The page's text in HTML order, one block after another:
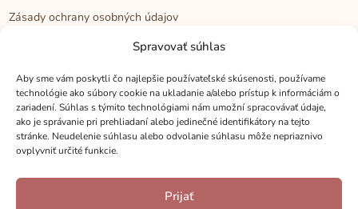
Spravovať súhlas
Aby sme vám poskytli čo najlepšie používateľské skúsenosti, používame
technológie ako súbory cookie na ukladanie a/alebo prístup k informáciám o
zariadení. Súhlas s týmito technológiami nám umožní spracovávať údaje,
ako je správanie pri prehliadaní alebo jedinečné identifikátory na tejto
stránke. Neudelenie súhlasu alebo odvolanie súhlasu môže nepriaznivo
ovplyvniť určité funkcie.
Prijať
Zásady ochrany osobných údajov
Kontakt
Kontakt
Zákaznícka podpora